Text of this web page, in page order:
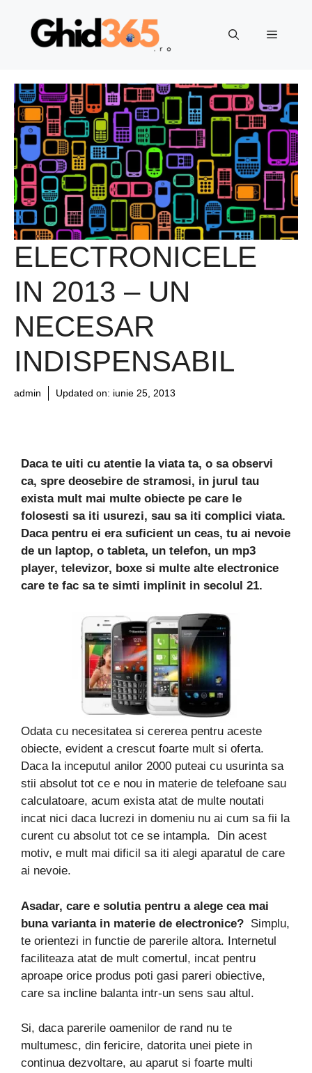
conținut
Meniu
ELECTRONICELE
IN 2013 – UN
NECESAR
INDISPENSABIL
admin Updated on: iunie 25, 2013
Daca te uiti cu atentie la viata ta, o sa observi
ca, spre deosebire de stramosi, in jurul tau
exista mult mai multe obiecte pe care le
folosesti sa iti usurezi, sau sa iti complici viata.
Daca pentru ei era suficient un ceas, tu ai nevoie
de un laptop, o tableta, un telefon, un mp3
player, televizor, boxe si multe alte electronice
care te fac sa te simti implinit in secolul 21.
Odata cu necesitatea si cererea pentru aceste
obiecte, evident a crescut foarte mult si oferta.
Daca la inceputul anilor 2000 puteai cu usurinta sa
stii absolut tot ce e nou in materie de telefoane sau
calculatoare, acum exista atat de multe noutati
incat nici daca lucrezi in domeniu nu ai cum sa fii la
curent cu absolut tot ce se intampla. Din acest
motiv, e mult mai dificil sa iti alegi aparatul de care
ai nevoie.
Asadar, care e solutia pentru a alege cea mai
buna varianta in materie de electronice? Simplu,
te orientezi in functie de parerile altora. Internetul
faciliteaza atat de mult comertul, incat pentru
aproape orice produs poti gasi pareri obiective,
care sa incline balanta intr-un sens sau altul.
Si, daca parerile oamenilor de rand nu te
multumesc, din fericire, datorita unei piete in
continua dezvoltare, au aparut si foarte multi